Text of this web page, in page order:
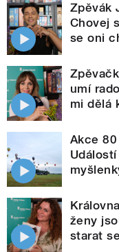
Zpěvák
Chovej
se oni
umí
mi dělá
Akce
ženy
starat